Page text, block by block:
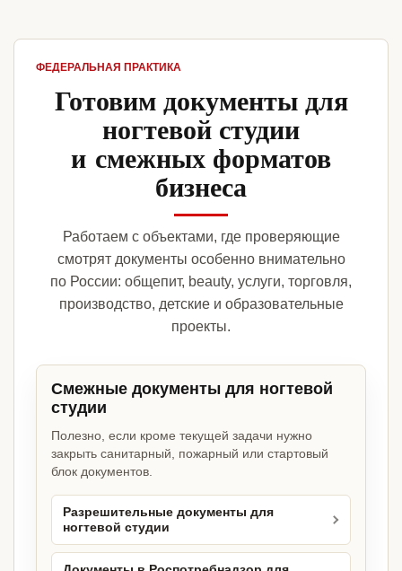
ФЕДЕРАЛЬНАЯ ПРАКТИКА
Готовим документы для
ногтевой студии
и смежных форматов
бизнеса
Работаем с объектами, где проверяющие
смотрят документы особенно внимательно
по России: общепит, beauty, услуги, торговля,
производство, детские и образовательные
проекты.
Смежные документы для ногтевой
студии
Полезно, если кроме текущей задачи нужно
закрыть санитарный, пожарный или стартовый
блок документов.
Разрешительные документы для
ногтевой студии